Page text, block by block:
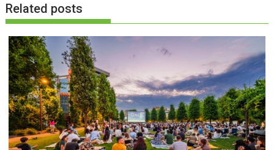
Related posts